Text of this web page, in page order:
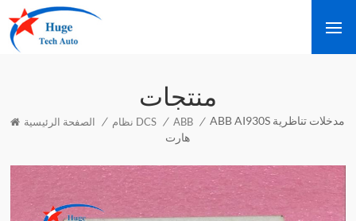
منتجات
الصفحة الرئيسية / نظام DCS / ABB / ABB AI930S مدخلات تناظرية
هارت